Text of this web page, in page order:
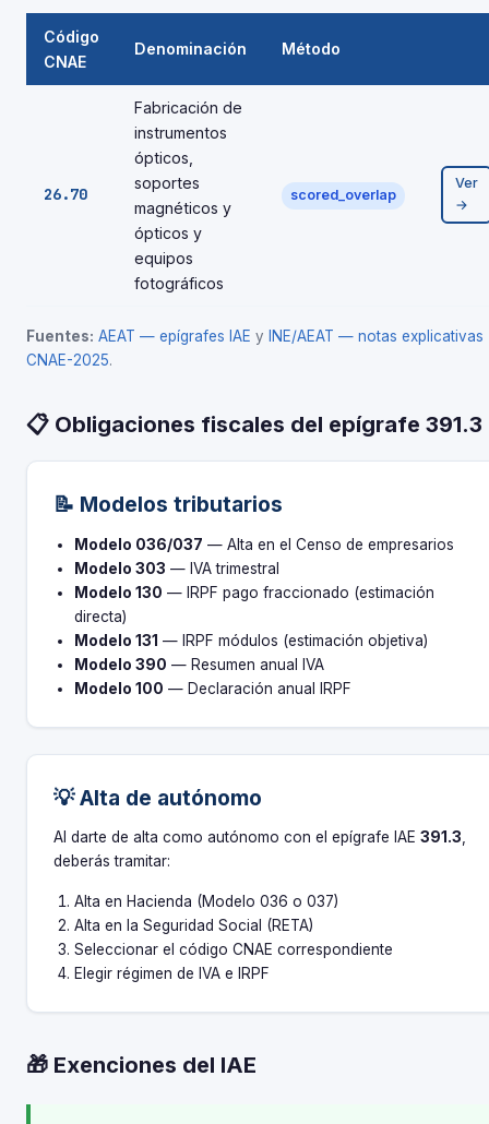
Código
CNAE
Denominación Método
26.70
Fabricación de
instrumentos
ópticos,
soportes
magnéticos y
ópticos y
equipos
fotográficos
scored_overlap
Ver
→
Fuentes: AEAT — epígrafes IAE y
INE/AEAT — notas explicativas
CNAE-2025.
📋 Obligaciones fiscales del epígrafe 391.3
📝 Modelos tributarios
Modelo 036/037 — Alta en el Censo de empresarios
Modelo 303 — IVA trimestral
Modelo 130 — IRPF pago fraccionado (estimación
directa)
Modelo 131 — IRPF módulos (estimación objetiva)
Modelo 390 — Resumen anual IVA
Modelo 100 — Declaración anual IRPF
💡 Alta de autónomo
Al darte de alta como autónomo con el epígrafe IAE 391.3,
deberás tramitar:
Alta en Hacienda (Modelo 036 o 037)
Alta en la Seguridad Social (RETA)
Seleccionar el código CNAE correspondiente
Elegir régimen de IVA e IRPF
🎁 Exenciones del IAE